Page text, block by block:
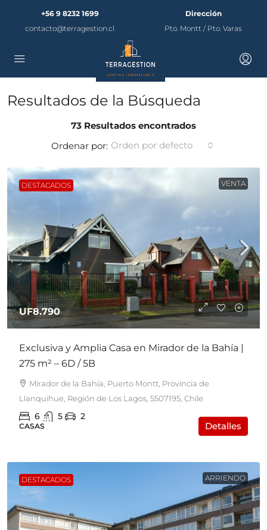
+56 9 8232 1699
contacto@terragestion.cl
Dirección
Pto. Montt / Pto. Varas
Resultados de la Búsqueda
73 Resultados encontrados
Ordenar por: Orden por defecto
DESTACADOS VENTA
UF8.790
Exclusiva y Amplia Casa en Mirador de la Bahía |
275 m² – 6D / 5B
Mirador de la Bahía, Puerto Montt, Provincia de
Llanquihue, Región de Los Lagos, 5507195, Chile
6 5 2
CASAS Detalles
DESTACADOS ARRIENDO